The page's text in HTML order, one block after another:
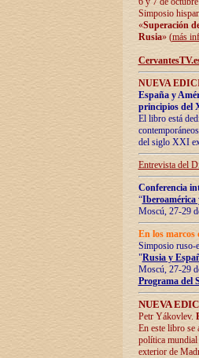
Simposio
«Superación
Rusia» (más
NUEVA
España y
principios del
El libro está
del siglo XXI
Entrevista del
Conferencia
“Iberoamérica
Moscú, 27-29
En los marcos
Simposio ruso-
"Rusia y
Moscú, 27-29
Programa del
NUEVA
Petr Yákovlev.
En este libro se
política mundial
exterior de